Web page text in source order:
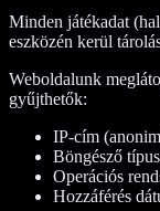
Minden játékadat
eszközén kerül
Weboldalunk
gyűjthetők:
IP-cím
Böngésző
Operációs
Hozzáférés